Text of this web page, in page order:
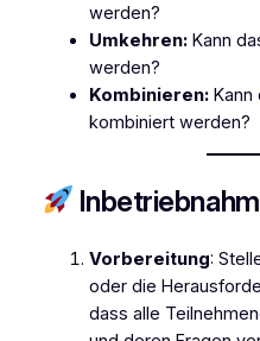
werden?
Umkehren:Kann
werden?
Kombinieren:Kann
kombiniert werden?
Vorbereitung:
oder die
dass alle